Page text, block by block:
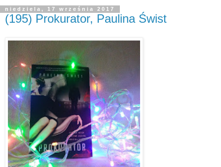
niedziela, 17 września 2017
(195) Prokurator, Paulina Świst